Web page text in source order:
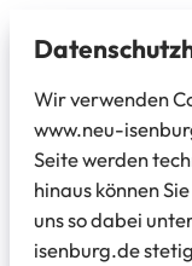
Wir verwenden
www.neu-
Seite werden
hinaus können
uns so dabei
isenburg.de